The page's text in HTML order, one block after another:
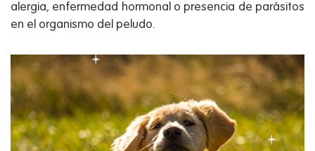
alergia, enfermedad hormonal o presencia de parásitos
en el organismo del peludo.